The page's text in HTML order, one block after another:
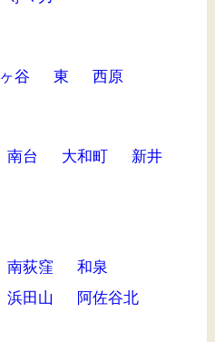
谷 東 西原
南台 大和町
新井
南荻窪
和泉
浜田山
阿佐谷北